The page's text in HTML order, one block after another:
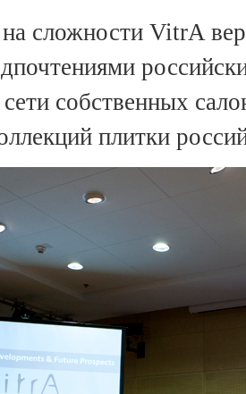
сложности VitrA
собственных
плитки